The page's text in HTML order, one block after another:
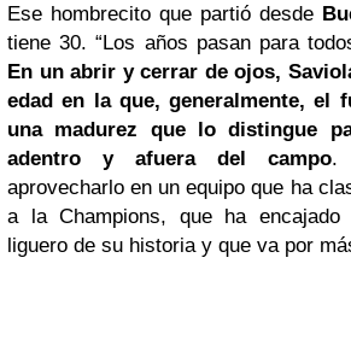
Ese hombrecito que partió desde
tiene 30. “Los años pasan para
En un abrir y cerrar de ojos,
edad en la que, generalmente, el
una madurez que lo distingue
adentro y afuera del campo.
aprovecharlo en un equipo que ha
a la Champions, que ha encajado
liguero de su historia y que va por